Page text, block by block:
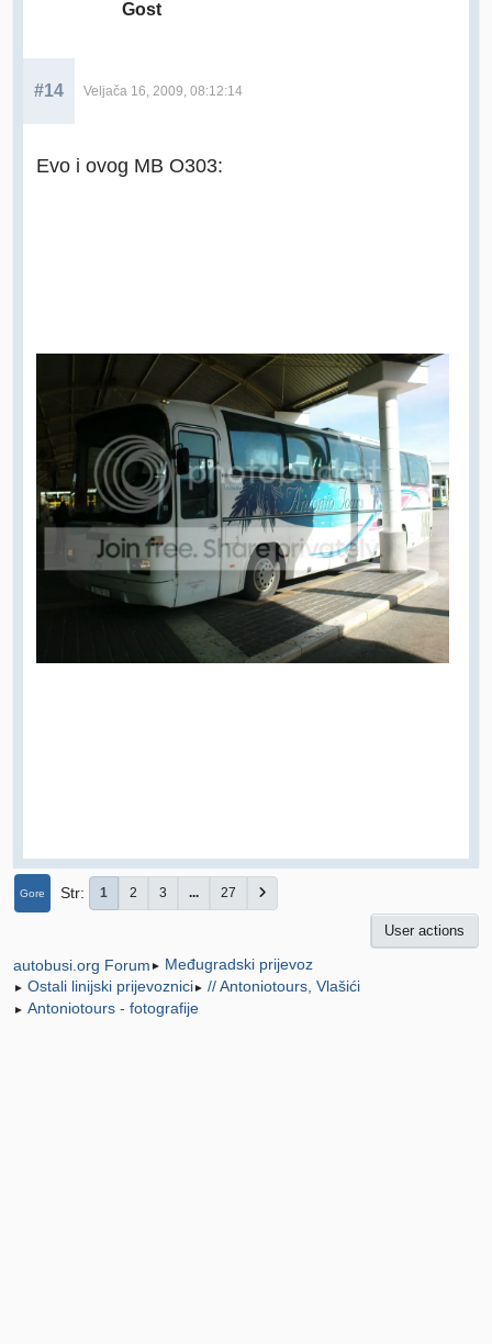
Gost
#14 Veljača 16, 2009, 08:12:14
Evo i ovog MB O303:
Gore Str 1 2 3 ... 27
User actions
autobusi.org Forum ► Međugradski prijevoz
► Ostali linijski prijevoznici► // Antoniotours, Vlašići
► Antoniotours - fotografije